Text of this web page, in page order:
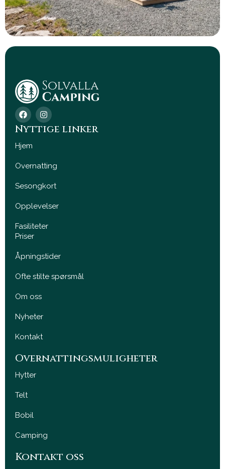
F
a
c
e
b
o
k
I
n
s
t
a
Nyttige linker
Hjem
Overnatting
Sesongkort
Opplevelser
Fasiliteter
Priser
Åpningstider
Ofte stilte spørsmål
Om oss
Nyheter
Kontakt
Overnattingsmuligheter
Hytter
Telt
Bobil
Camping
Kontakt oss